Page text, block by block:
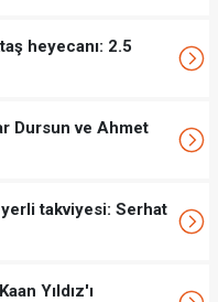
heyecanı: 2.5
Dursun ve Ahmet
takviyesi: Serhat
Yıldız'ı